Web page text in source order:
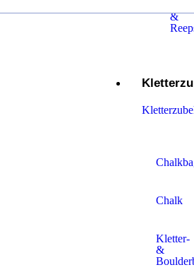
&
Chalk
Kletter-
&